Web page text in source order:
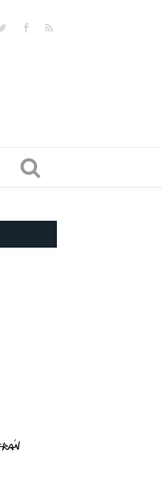
TwitterFacebook
RSS